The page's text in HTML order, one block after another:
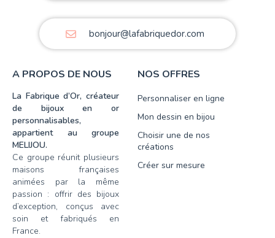
bonjour@lafabriquedor.com
A PROPOS DE NOUS
La Fabrique d’Or, créateur
de bijoux en or
personnalisables,
appartient au groupe
MELIJOU.
Ce groupe réunit plusieurs
maisons françaises
animées par la même
passion : offrir des bijoux
d’exception, conçus avec
soin et fabriqués en
France.
NOS OFFRES
Personnaliser en ligne
Mon dessin en bijou
Choisir une de nos
créations
Créer sur mesure